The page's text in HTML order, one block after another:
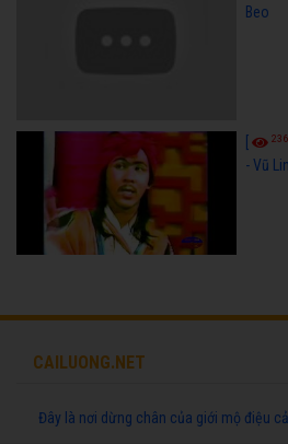
Beo
- Vũ
CAILUONG.NET
Đây là nơi dừng chân của giới mộ điệu